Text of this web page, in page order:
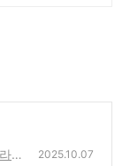
2025.10.07